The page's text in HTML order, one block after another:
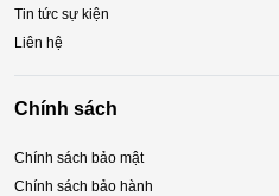
Tin tức sự kiện
Liên hệ
Chính sách
Chính sách bảo mật
Chính sách bảo hành